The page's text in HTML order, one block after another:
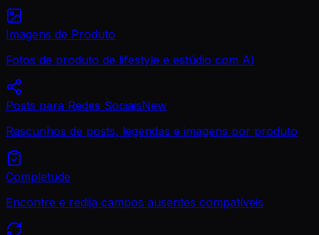
Imagens de Produto
Fotos de produto de lifestyle e estúdio com AI
Posts para Redes SociaisNew
Rascunhos de posts, legendas e imagens por produto
Completude
Encontre e redija campos ausentes compatíveis